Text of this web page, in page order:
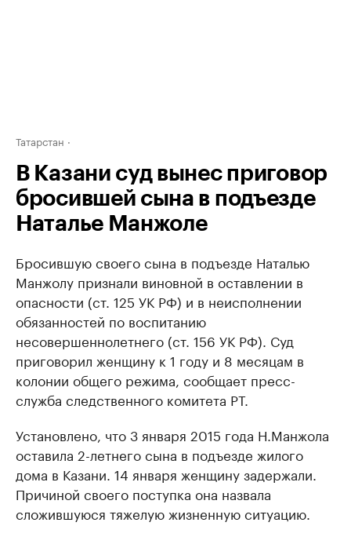
Татарстан
В Казани суд вынес приговор
бросившей сына в подъезде
Наталье Манжоле
Бросившую своего сына в подъезде Наталью
Манжолу признали виновной в оставлении в
опасности (ст. 125 УК РФ) и в неисполнении
обязанностей по воспитанию
несовершеннолетнего (ст. 156 УК РФ). Суд
приговорил женщину к 1 году и 8 месяцам в
колонии общего режима, сообщает пресс-
служба следственного комитета РТ.
Установлено, что 3 января 2015 года Н.Манжола
оставила 2-летнего сына в подъезде жилого
дома в Казани. 14 января женщину задержали.
Причиной своего поступка она назвала
сложившуюся тяжелую жизненную ситуацию.